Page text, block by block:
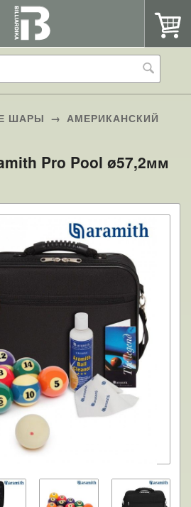
ШАРЫ → АМЕРИКАНСКИЙ
Pro Pool ø57,2мм